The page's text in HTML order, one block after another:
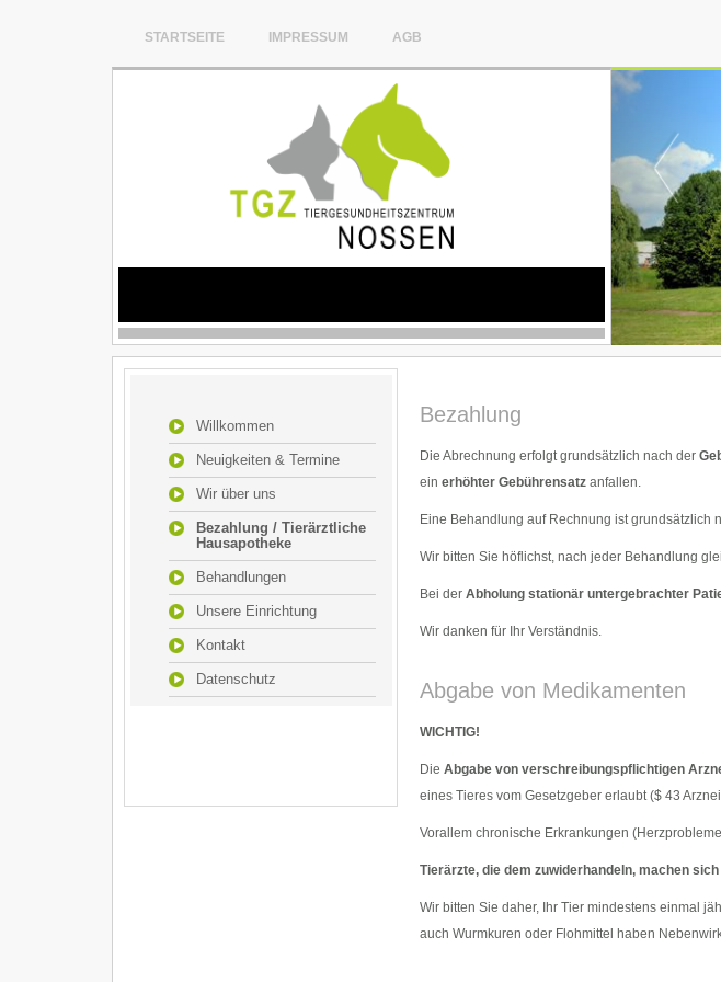
STARTSEITE IMPRESSUM AGB
Willkommen
Neuigkeiten & Termine
Wir über uns
Bezahlung / Tierärztliche
Hausapotheke
Behandlungen
Unsere Einrichtung
Kontakt
Datenschutz
Bezahlung
Die Abrechnung erfolgt grundsätzlich nach der
ein erhöhter Gebührensatz anfallen.
Eine Behandlung auf Rechnung ist grundsätzlich
Wir bitten Sie höflichst, nach jeder Behandlung
Bei der Abholung stationär untergebrachter
Wir danken für Ihr Verständnis.
Abgabe von Medikamenten
WICHTIG!
Die Abgabe von verschreibungspflichtigen
eines Tieres vom Gesetzgeber erlaubt ($ 43
Vorallem chronische Erkrankungen
Tierärzte, die dem zuwiderhandeln, machen
Wir bitten Sie daher, Ihr Tier mindestens einmal
auch Wurmkuren oder Flohmittel haben